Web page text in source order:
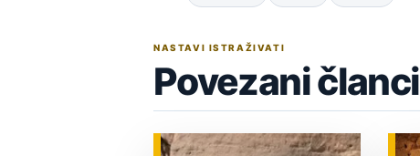
NASTAVI ISTRAŽIVATI
Povezani članci